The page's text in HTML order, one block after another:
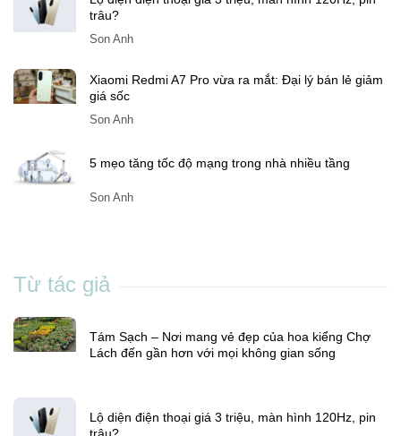
trâu?
Son Anh
Xiaomi Redmi A7 Pro vừa ra mắt: Đại lý bán lẻ giảm
giá sốc
Son Anh
5 mẹo tăng tốc độ mạng trong nhà nhiều tầng
Son Anh
Từ tác giả
Tám Sạch – Nơi mang vẻ đẹp của hoa kiểng Chợ
Lách đến gần hơn với mọi không gian sống
Lộ diện điện thoại giá 3 triệu, màn hình 120Hz, pin